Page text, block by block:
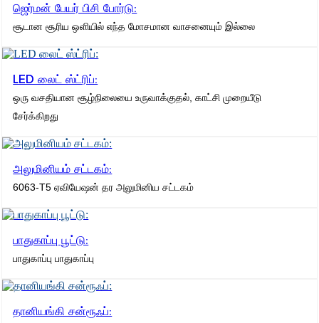
ஜெர்மன் பேயர் பிசி போர்டு:
சூடான சூரிய ஒளியில் எந்த மோசமான வாசனையும் இல்லை
LED லைட் ஸ்ட்ரிப்:
ஒரு வசதியான சூழ்நிலையை உருவாக்குதல், காட்சி முறையீடு
சேர்க்கிறது
அலுமினியம் சட்டகம்:
6063-T5 ஏவியேஷன் தர அலுமினிய சட்டகம்
பாதுகாப்பு பூட்டு:
பாதுகாப்பு பாதுகாப்பு
தானியங்கி சன்ரூஃப்: